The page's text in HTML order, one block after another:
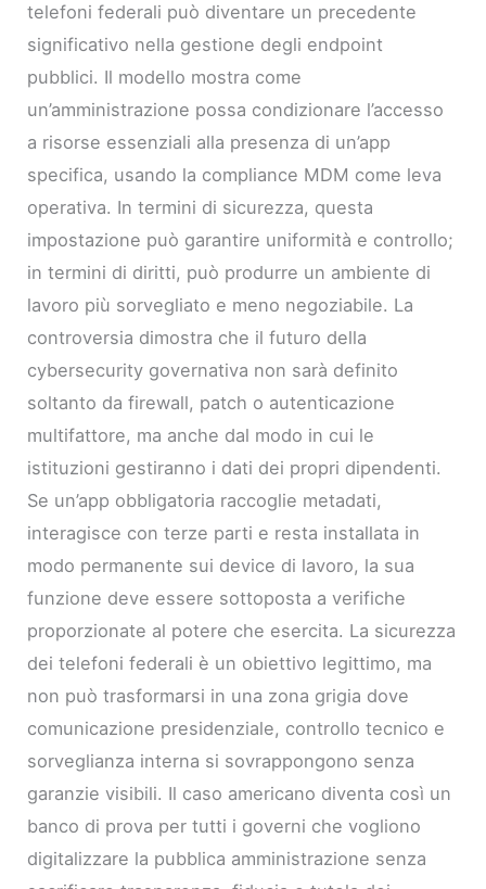
telefoni federali può diventare un precedente
significativo nella gestione degli endpoint
pubblici. Il modello mostra come
un’amministrazione possa condizionare l’accesso
a risorse essenziali alla presenza di un’app
specifica, usando la compliance MDM come leva
operativa. In termini di sicurezza, questa
impostazione può garantire uniformità e controllo;
in termini di diritti, può produrre un ambiente di
lavoro più sorvegliato e meno negoziabile. La
controversia dimostra che il futuro della
cybersecurity governativa non sarà definito
soltanto da firewall, patch o autenticazione
multifattore, ma anche dal modo in cui le
istituzioni gestiranno i dati dei propri dipendenti.
Se un’app obbligatoria raccoglie metadati,
interagisce con terze parti e resta installata in
modo permanente sui device di lavoro, la sua
funzione deve essere sottoposta a verifiche
proporzionate al potere che esercita. La sicurezza
dei telefoni federali è un obiettivo legittimo, ma
non può trasformarsi in una zona grigia dove
comunicazione presidenziale, controllo tecnico e
sorveglianza interna si sovrappongono senza
garanzie visibili. Il caso americano diventa così un
banco di prova per tutti i governi che vogliono
digitalizzare la pubblica amministrazione senza